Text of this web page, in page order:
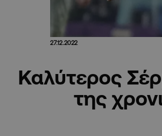
27.12.2022
Καλύτερος
της